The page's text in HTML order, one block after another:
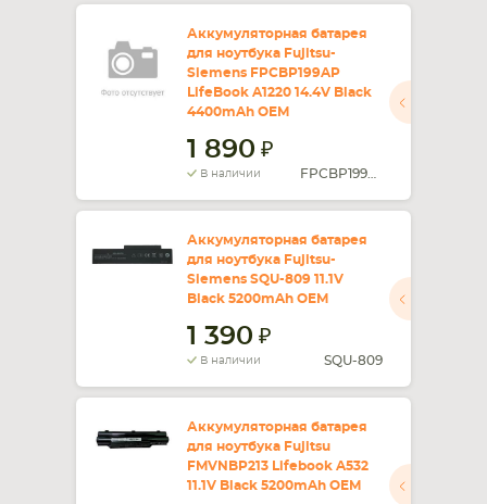
Аккумуляторная батарея
для ноутбука Fujitsu-
Siemens FPCBP199AP
LifeBook A1220 14.4V Black
4400mAh OEM
1 890
В наличии
Аккумуляторная батарея
для ноутбука Fujitsu-
Siemens SQU-809 11.1V
Black 5200mAh OEM
1 390
В наличии SQU-809
Аккумуляторная батарея
для ноутбука Fujitsu
FMVNBP213 Lifebook A532
11.1V Black 5200mAh OEM